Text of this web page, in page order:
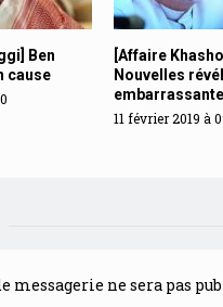
Ben
cause
[Affaire
Nouvelles
11 février 2019 à
messagerie ne sera pas